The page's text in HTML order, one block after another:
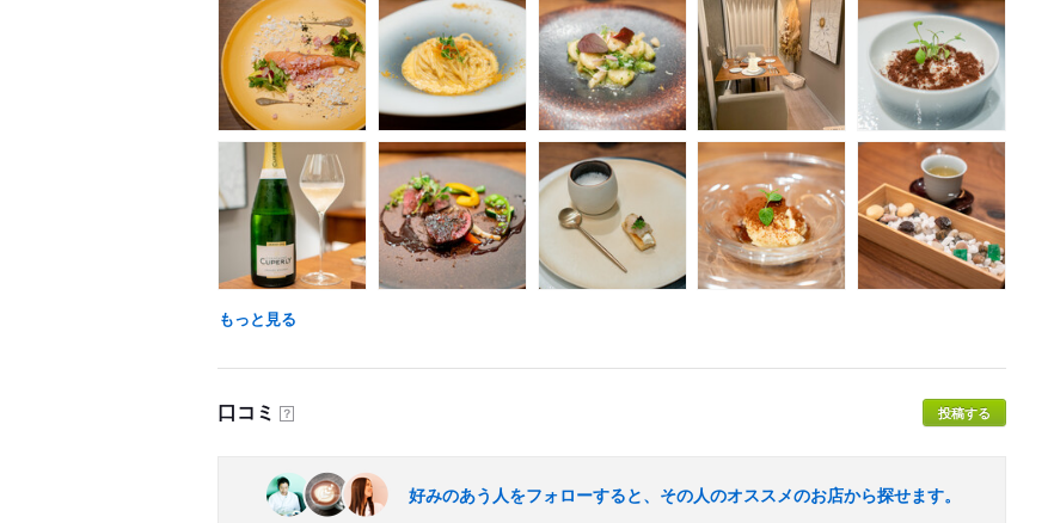
もっと見る
口コミ ？ 投稿する
好みのあう人をフォローすると、その人のオススメのお店から探せます。